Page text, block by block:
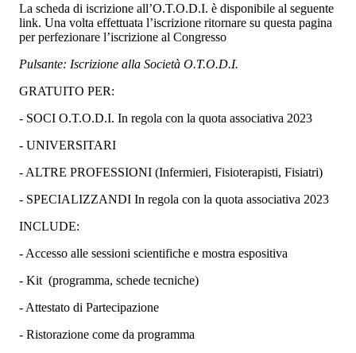
La scheda di iscrizione all’O.T.O.D.I. è disponibile al seguente
link. Una volta effettuata l’iscrizione ritornare su questa pagina
per perfezionare l’iscrizione al Congresso
Pulsante: Iscrizione alla Società O.T.O.D.I.
GRATUITO PER:
- SOCI O.T.O.D.I. In regola con la quota associativa 2023
- UNIVERSITARI
- ALTRE PROFESSIONI (Infermieri, Fisioterapisti, Fisiatri)
- SPECIALIZZANDI In regola con la quota associativa 2023
INCLUDE:
- Accesso alle sessioni scientifiche e mostra espositiva
- Kit (programma, schede tecniche)
- Attestato di Partecipazione
- Ristorazione come da programma